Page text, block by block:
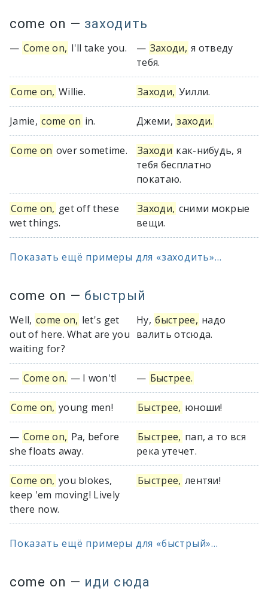
come on — заходить
— Come on, I'll take you. — Заходи, я отведу
тебя.
Come on, Willie. Заходи, Уилли.
Jamie, come on in. Джеми, заходи.
Come on over sometime. Заходи как-нибудь, я
тебя бесплатно
покатаю.
Come on, get off these
wet things.
Заходи, сними мокрые
вещи.
Показать ещё примеры для «заходить»...
come on — быстрый
Well, come on, let's get
out of here. What are you
waiting for?
Ну, быстрее, надо
валить отсюда.
— Come on. — I won't! — Быстрее.
Come on, young men! Быстрее, юноши!
— Come on, Pa, before
she floats away.
Быстрее, пап, а то вся
река утечет.
Come on, you blokes,
keep 'em moving! Lively
there now.
Быстрее, лентяи!
Показать ещё примеры для «быстрый»...
come on — иди сюда